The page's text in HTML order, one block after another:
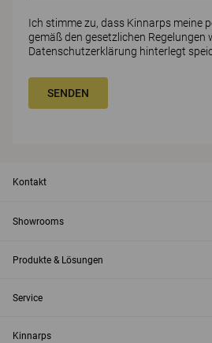
Ich stimme zu, dass Kinnarps meine
gemäß den gesetzlichen Regelungen
Datenschutzerklärung hinterlegt
SENDEN
Kontakt
Showrooms
Produkte & Lösungen
Service
Kinnarps